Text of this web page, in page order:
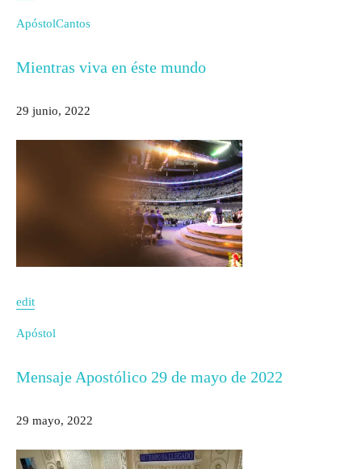
ApóstolCantos
Mientras viva en éste mundo
29 junio, 2022
edit
Apóstol
Mensaje Apostólico 29 de mayo de 2022
29 mayo, 2022